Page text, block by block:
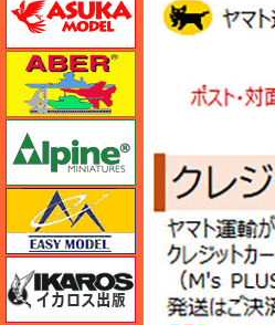
イージーモデル
イカロス出版